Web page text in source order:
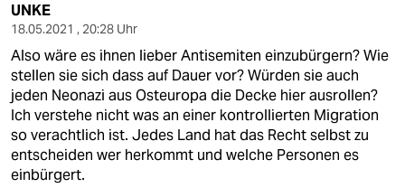
UNKE
18.05.2021 , 20:28 Uhr
Also wäre es ihnen lieber Antisemiten einzubürgern? Wie
stellen sie sich dass auf Dauer vor? Würden sie auch
jeden Neonazi aus Osteuropa die Decke hier ausrollen?
Ich verstehe nicht was an einer kontrollierten Migration
so verachtlich ist. Jedes Land hat das Recht selbst zu
entscheiden wer herkommt und welche Personen es
einbürgert.